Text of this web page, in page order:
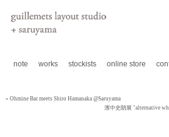
note works stockists online store
« Ohmine Bar meets Shiro Hamanaka @Saruyama
濱中史朗展 "alternative